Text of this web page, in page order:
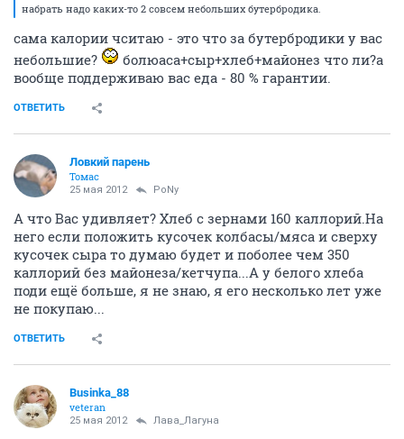
набрать надо каких-то 2 совсем небольших бутербродика.
сама калории чситаю - это что за бутербродики у вас
небольшие?
болюаса+сыр+хлеб+майонез что ли?а
вообще поддерживаю вас еда - 80 % гарантии.
ОТВЕТИТЬ
Ловкий парень
Томас
25 мая 2012 PoNy
А что Вас удивляет? Хлеб с зернами 160 каллорий.На
него если положить кусочек колбасы/мяса и сверху
кусочек сыра то думаю будет и поболее чем 350
каллорий без майонеза/кетчупа...А у белого хлеба
поди ещё больше, я не знаю, я его несколько лет уже
не покупаю...
ОТВЕТИТЬ
Businka_88
veteran
25 мая 2012 Лава_Лагуна